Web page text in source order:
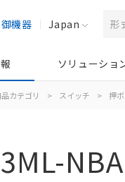
機器 Japan
ソリューショ
カテゴリ > スイッチ > 押